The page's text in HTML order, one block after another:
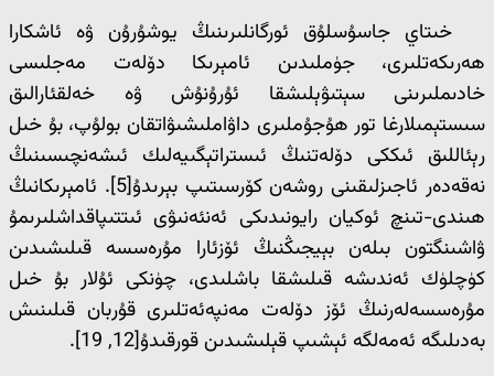
خىتاي جاسۇسلۇق ئورگانلىرىنىڭ يوشۇرۇن ۋە ئاشكارا
ھەرىكەتلىرى، جۈملىدىن ئامېرىكا دۆلەت مەجلىسى
خادىملىرىنى سېتىۋېلىشقا ئۇرۇنۇش ۋە خەلقئارالىق
سىستېمىلارغا تور ھۇجۇملىرى داۋاملىشىۋاتقان بولۇپ، بۇ خىل
رېئاللىق ئىككى دۆلەتنىڭ ئىستراتېگىيەلىك ئىشەنچىسىنىڭ
نەقەدەر ئاجىزلىقىنى روشەن كۆرسىتىپ بېرىدۇ[5]. ئامېرىكانىڭ
ھىندى-تىنچ ئوكيان رايونىدىكى ئەنئەنىۋى ئىتتىپاقداشلىرىمۇ
ۋاشىنگتون بىلەن بېيجىڭنىڭ ئۆزئارا مۇرەسسە قىلىشىدىن
كۈچلۈك ئەندىشە قىلىشقا باشلىدى، چۈنكى ئۇلار بۇ خىل
مۇرەسسەلەرنىڭ ئۆز دۆلەت مەنپەئەتلىرى قۇربان قىلىنىش
بەدىلىگە ئەمەلگە ئېشىپ قېلىشىدىن قورقىدۇ[12, 19].